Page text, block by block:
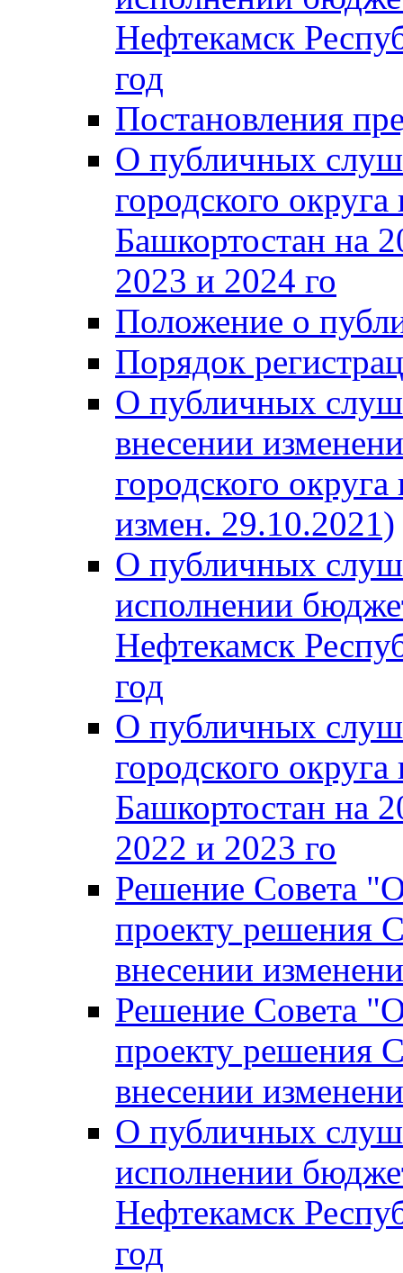
Нефтекамск
год
Постановления
О публичных
городского
Башкортостан на
2023 и 2024 го
Положение о
Порядок
О публичных
внесении
городского
измен. 29.10.2021)
О публичных
исполнении
Нефтекамск
год
О публичных
городского
Башкортостан на
2022 и 2023 го
Решение Совета
проекту решения
внесении
Решение Совета
проекту решения
внесении
О публичных
исполнении
Нефтекамск
год